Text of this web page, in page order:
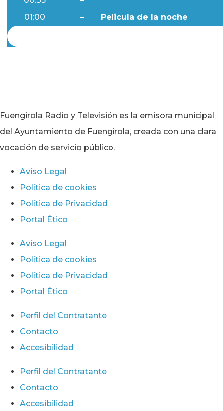
01:00
– Pelicula de la noche
Fuengirola Radio y Televisión es la emisora municipal
del Ayuntamiento de Fuengirola, creada con una clara
vocación de servicio público.
Aviso Legal
Política de cookies
Política de Privacidad
Portal Ético
Aviso Legal
Política de cookies
Política de Privacidad
Portal Ético
Perfil del Contratante
Contacto
Accesibilidad
Perfil del Contratante
Contacto
Accesibilidad